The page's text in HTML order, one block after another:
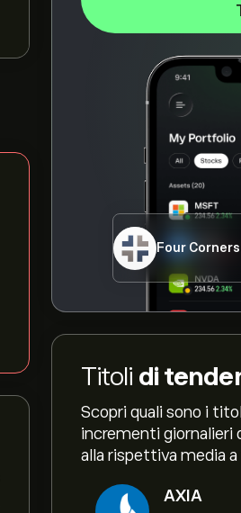
Four
Titoli di
Scopri quali sono i
incrementi giornalieri
alla rispettiva media
AXIA